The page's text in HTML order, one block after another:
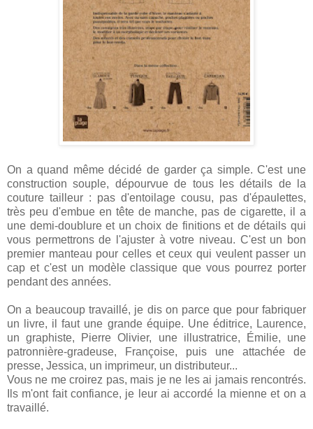
On a quand même décidé de garder ça simple. C'est une
construction souple, dépourvue de tous les détails de la
couture tailleur : pas d'entoilage cousu, pas d'épaulettes,
très peu d'embue en tête de manche, pas de cigarette, il a
une demi-doublure et un choix de finitions et de détails qui
vous permettrons de l'ajuster à votre niveau. C'est un bon
premier manteau pour celles et ceux qui veulent passer un
cap et c'est un modèle classique que vous pourrez porter
pendant des années.
On a beaucoup travaillé, je dis on parce que pour fabriquer
un livre, il faut une grande équipe. Une éditrice, Laurence,
un graphiste, Pierre Olivier, une illustratrice, Émilie, une
patronnière-gradeuse, Françoise, puis une attachée de
presse, Jessica, un imprimeur, un distributeur...
Vous ne me croirez pas, mais je ne les ai jamais rencontrés.
Ils m'ont fait confiance, je leur ai accordé la mienne et on a
travaillé.